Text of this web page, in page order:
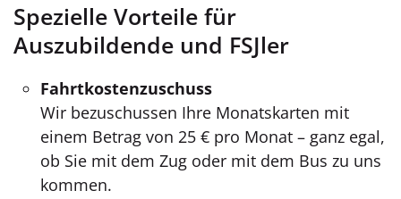
Spezielle Vorteile für
Auszubildende und FSJler
Fahrtkostenzuschuss
Wir bezuschussen Ihre Monatskarten mit
einem Betrag von 25 € pro Monat – ganz egal,
ob Sie mit dem Zug oder mit dem Bus zu uns
kommen.